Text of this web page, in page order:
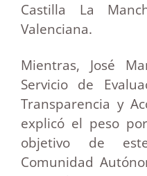
Castilla La
Valenciana.
Mientras, José
Servicio de
Transparencia y
explicó el peso
objetivo de
Comunidad